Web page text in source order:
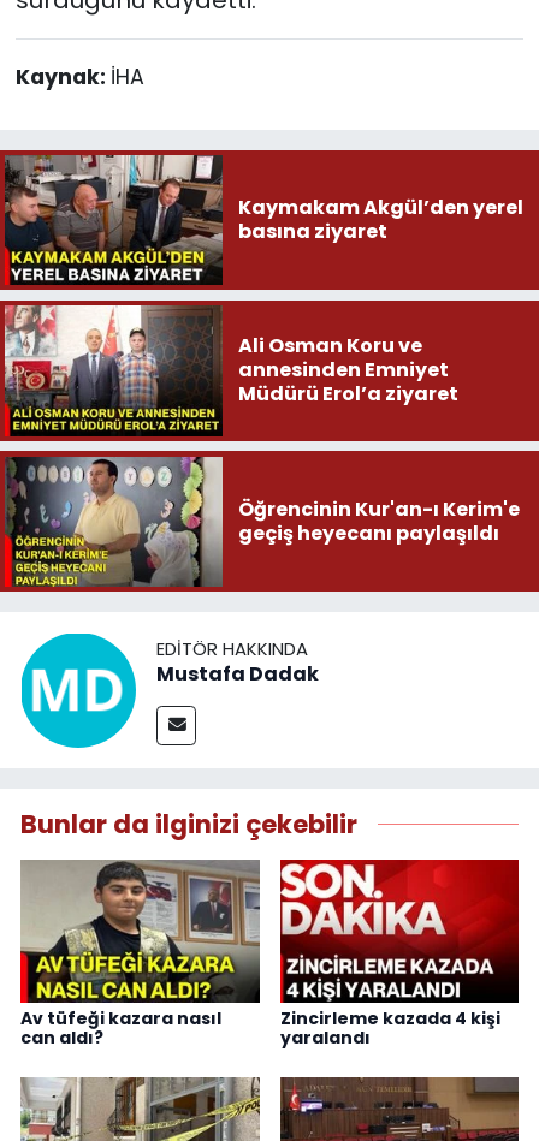
Kaynak: İHA
Kaymakam Akgül’den yerel
basına ziyaret
Ali Osman Koru ve
annesinden Emniyet
Müdürü Erol’a ziyaret
Öğrencinin Kur'an-ı Kerim'e
geçiş heyecanı paylaşıldı
EDITÖR HAKKINDA
Mustafa Dadak
Bunlar da ilginizi çekebilir
Av tüfeği kazara nasıl
can aldı?
Zincirleme kazada 4 kişi
yaralandı